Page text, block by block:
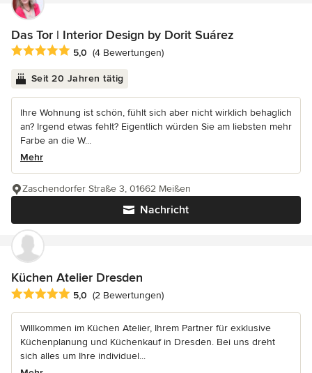
Das Tor | Interior Design by Dorit Suárez
Durchschnittliche Bewertung: 5 von 5 Sternen
5,0 (4 Bewertungen)
Seit 20 Jahren tätig
Ihre Wohnung ist schön, fühlt sich aber nicht wirklich behaglich
an? Irgend etwas fehlt? Eigentlich würden Sie am liebsten mehr
Farbe an die W...
Mehr
Nachricht
Zaschendorfer Straße 3, 01662 Meißen
Küchen Atelier Dresden
Durchschnittliche Bewertung: 5 von 5 Sternen
5,0 (2 Bewertungen)
Willkommen im Küchen Atelier, Ihrem Partner für exklusive
Küchenplanung und Küchenkauf in Dresden. Bei uns dreht
sich alles um Ihre individuel...